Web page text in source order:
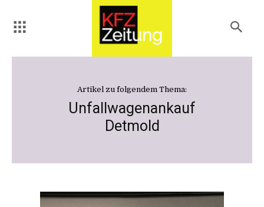
Artikel zu folgendem Thema:
Unfallwagenankauf
Detmold